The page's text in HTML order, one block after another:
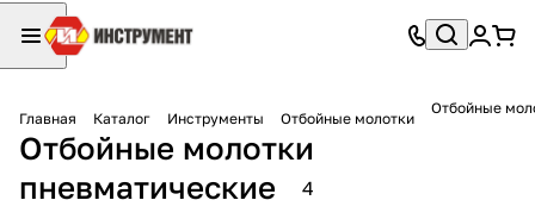
Главная Каталог Инструменты Отбойные молотки
Отбойные
Отбойные молотки
пневматические
4